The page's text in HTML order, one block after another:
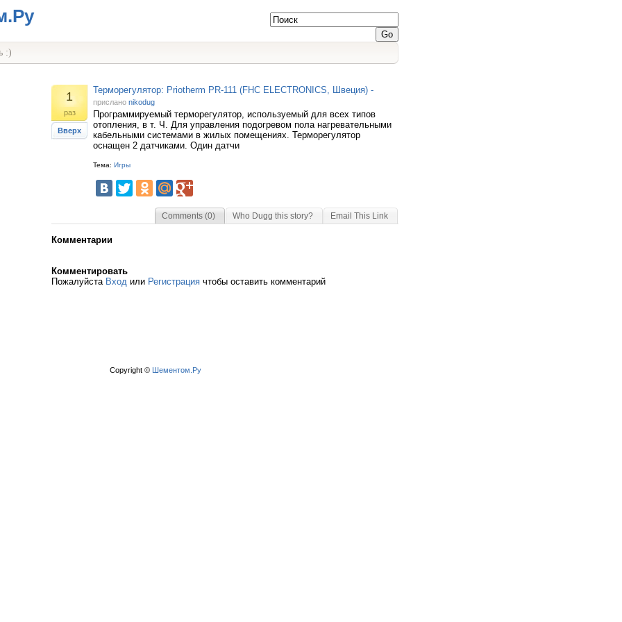
:)
1
раз
Вверх
Терморегулятор: Priotherm PR-111 (FHC ELECTRONICS, Швеция) -
прислано nikodug
Программируемый терморегулятор, используемый для всех типов
отопления, в т. Ч. Для управления подогревом пола нагревательными
кабельными системами в жилых помещениях. Терморегулятор
оснащен 2 датчиками. Один датчи
Тема: Игры
Comments (0) Who Dugg this story? Email This Link
Комментарии
Комментировать
Пожалуйста Вход или Регистрация чтобы оставить комментарий
Copyright © Шементом.Ру